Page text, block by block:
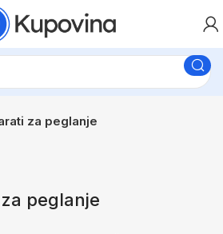
za peglanje
peglanje